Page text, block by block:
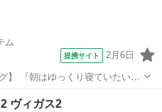
ム
提携サイト 2月6日
】 『朝はゆっくり寝ていたい♪
らし』 #赴任交通費支
#土日休み #冷暖房完備 #”あ
ヴィガス2